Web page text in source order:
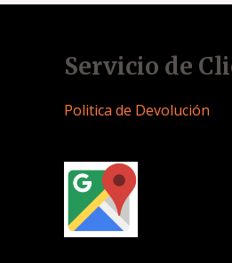
Servicio de
Politica de Devolución